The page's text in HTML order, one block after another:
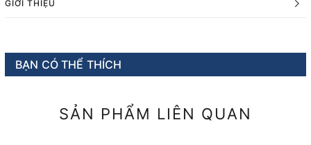
GIỚI THIỆU
BẠN CÓ THỂ THÍCH
SẢN PHẨM LIÊN QUAN